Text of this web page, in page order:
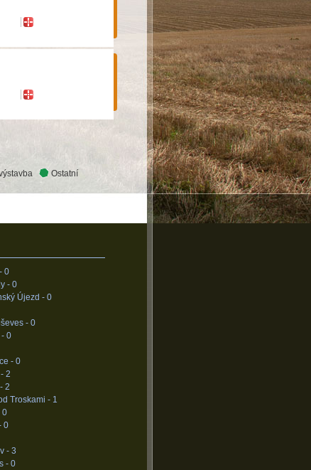
Ostatní
0
- 0
Újezd - 0
- 0
- 0
- 0
2
2
Troskami - 1
0
0
- 3
- 0